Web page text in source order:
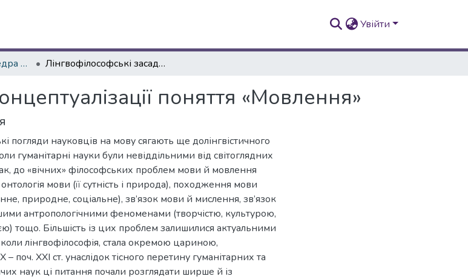
Увійти
Наукові статті. Кафедра української мови Лінгвофілософські засади концептуалізації поняття «Мовлення»
поняття «Мовлення»
погляди науковців на мову сягають ще долінгвістичного
гуманітарні науки були невіддільними від світоглядних
до «вічних» філософських проблем мови й мовлення
мови (її сутність і природа), походження мови
природне, соціальне), зв’язок мови й мислення, зв’язок
антропологічними феноменами (творчістю, культурою,
тощо. Більшість із цих проблем залишилися актуальними
коли лінгвофілософія, стала окремою цариною,
– поч. ХХІ ст. унаслідок тісного перетину гуманітарних та
наук ці питання почали розглядати ширше й із